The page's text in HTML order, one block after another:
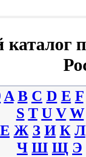
A B C D E F
S T U V W
Е Ж З И К Л
Ч Ш Щ Э